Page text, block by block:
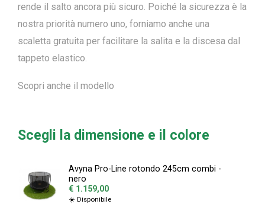
rende il salto ancora più sicuro. Poiché la sicurezza è la
nostra priorità numero uno, forniamo anche una
scaletta gratuita per facilitare la salita e la discesa dal
tappeto elastico.
Scopri anche il modello
Scegli la dimensione e il colore
Avyna Pro-Line rotondo 245cm combi -
nero
€ 1.159,00
☀️ Disponibile